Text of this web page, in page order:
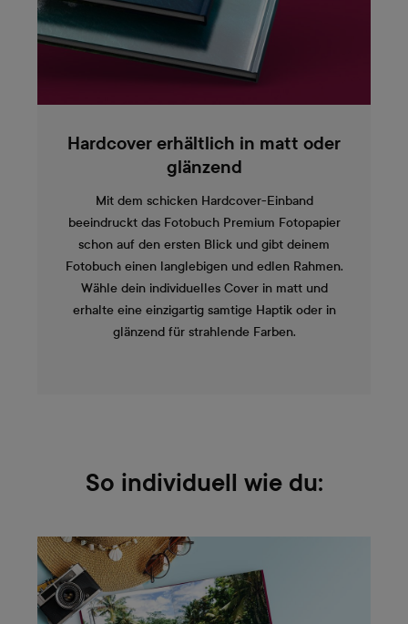
Hardcover erhältlich in matt oder
glänzend
Mit dem schicken Hardcover-Einband
beeindruckt das Fotobuch Premium Fotopapier
schon auf den ersten Blick und gibt deinem
Fotobuch einen langlebigen und edlen Rahmen.
Wähle dein individuelles Cover in matt und
erhalte eine einzigartig samtige Haptik oder in
glänzend für strahlende Farben.
So individuell wie du: